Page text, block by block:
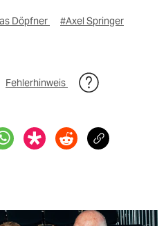
Döpfner
#Axel Springer
Fehlerhinweis